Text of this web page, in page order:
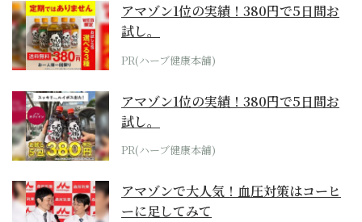
アマゾン1位の実績！380円で5日間お
試し。
PR(ハーブ健康本舗)
アマゾン1位の実績！380円で5日間お
試し。
PR(ハーブ健康本舗)
アマゾンで大人気！血圧対策はコーヒ
ーに足してみて